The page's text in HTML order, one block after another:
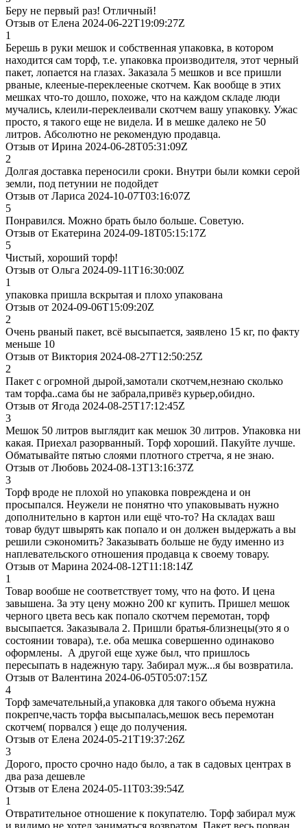
Беру не первый раз! Отличный!
Отзыв от Елена 2024-06-22T19:09:27Z
1
Берешь в руки мешок и собственная упаковка, в котором
находится сам торф, т.е. упаковка производителя, этот черный
пакет, лопается на глазах. Заказала 5 мешков и все пришли
рваные, клееные-переклееные скотчем. Как вообще в этих
мешках что-то дошло, похоже, что на каждом складе люди
мучались, клеили-переклеивали скотчем вашу упаковку. Ужас
просто, я такого еще не видела. И в мешке далеко не 50
литров. Абсолютно не рекомендую продавца.
Отзыв от Ирина 2024-06-28T05:31:09Z
2
Долгая доставка переносили сроки. Внутри были комки серой
земли, под петунии не подойдет
Отзыв от Лариса 2024-10-07T03:16:07Z
5
Понравился. Можно брать было больше. Советую.
Отзыв от Екатерина 2024-09-18T05:15:17Z
5
Чистый, хороший торф!
Отзыв от Ольга 2024-09-11T16:30:00Z
1
упаковка пришла вскрытая и плохо упакована
Отзыв от 2024-09-06T15:09:20Z
2
Очень рваный пакет, всё высыпается, заявлено 15 кг, по факту
меньше 10
Отзыв от Виктория 2024-08-27T12:50:25Z
2
Пакет с огромной дырой,замотали скотчем,незнаю сколько
там торфа..сама бы не забрала,привёз курьер,обидно.
Отзыв от Ягода 2024-08-25T17:12:45Z
3
Мешок 50 литров выглядит как мешок 30 литров. Упаковка ни
какая. Приехал разорванный. Торф хороший. Пакуйте лучше.
Обматывайте пятью слоями плотного стретча, я не знаю.
Отзыв от Любовь 2024-08-13T13:16:37Z
3
Торф вроде не плохой но упаковка повреждена и он
просыпался. Неужели не понятно что упаковывать нужно
дополнительно в картон или ещё что-то? На складах ваш
товар будут швырять как попало и он должен выдержать а вы
решили сэкономить? Заказывать больше не буду именно из
наплевательского отношения продавца к своему товару.
Отзыв от Марина 2024-08-12T11:18:14Z
1
Товар вообше не соответствует тому, что на фото. И цена
завышена. За эту цену можно 200 кг купить. Пришел мешок
черного цвета весь как попало скотчем перемотан, торф
высыпается. Заказывала 2. Пришли братья-близнецы(это я о
состоянии товара), т.е. оба мешка совершенно одинаково
оформлены. А другой еще хуже был, что пришлось
пересыпать в надежную тару. Забирал муж...я бы возвратила.
Отзыв от Валентина 2024-06-05T05:07:15Z
4
Торф замечательный,а упаковка для такого объема нужна
покрепче,часть торфа высыпалась,мешок весь перемотан
скотчем( порвался ) еще до получения.
Отзыв от Елена 2024-05-21T19:37:26Z
3
Дорого, просто срочно надо было, а так в садовых центрах в
два раза дешевле
Отзыв от Елена 2024-05-11T03:39:54Z
1
Отвратительное отношение к покупателю. Торф забирал муж